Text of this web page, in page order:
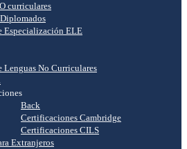
curriculares
Especialización ELE
Lenguas No Curriculares
Back
Certificaciones Cambridge
Certificaciones CILS
Extranjeros